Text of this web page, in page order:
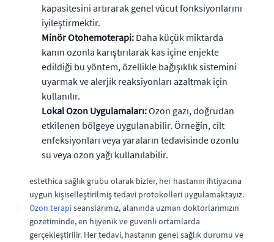
kapasitesini artırarak genel vücut fonksiyonlarını
iyileştirmektir.
Minör Otohemoterapi: Daha küçük miktarda
kanın ozonla karıştırılarak kas içine enjekte
edildiği bu yöntem, özellikle bağışıklık sistemini
uyarmak ve alerjik reaksiyonları azaltmak için
kullanılır.
Lokal Ozon Uygulamaları:Ozon gazı, doğrudan
etkilenen bölgeye uygulanabilir. Örneğin, cilt
enfeksiyonları veya yaraların tedavisinde ozonlu
su veya ozon yağı kullanılabilir.
estethica sağlık grubu olarak bizler, her hastanın ihtiyacına
uygun kişiselleştirilmiş tedavi protokolleri uygulamaktayız.
Ozon terapiseanslarımız, alanında uzman doktorlarımızın
gözetiminde, en hijyenik ve güvenli ortamlarda
gerçekleştirilir. Her tedavi, hastanın genel sağlık durumu ve